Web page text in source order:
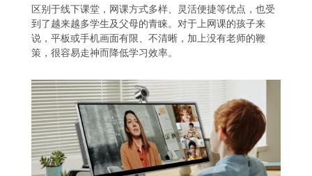
区别于线下课堂，网课方式多样、灵活便捷等优点，也受
到了越来越多学生及父母的青睐。对于上网课的孩子来
说，平板或手机画面有限、不清晰，加上没有老师的鞭
策，很容易走神而降低学习效率。